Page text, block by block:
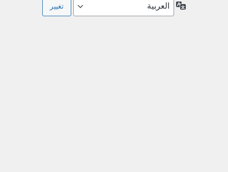
اللغة